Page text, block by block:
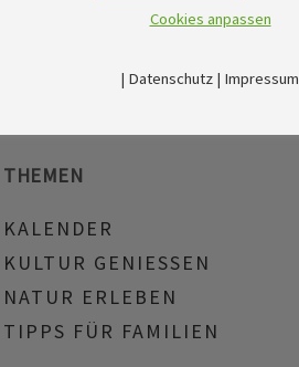
THEMEN
KALENDER
KULTUR GENIESSEN
NATUR ERLEBEN
TIPPS FÜR FAMILIEN
Cookies anpassen
| Datenschutz| Impressum